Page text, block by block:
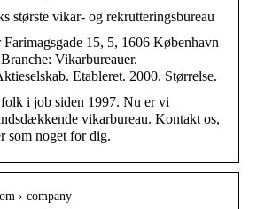
største vikar- og rekrutteringsbureau
15, 5, 1606 København
Vikarbureauer.
Etableret. 2000. Størrelse.
i job siden 1997. Nu er vi
vikarbureau. Kontakt os,
som noget for dig.
› company